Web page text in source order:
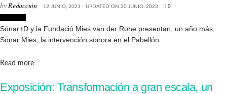
byRedacción 12 JUNIO, 2023 - UPDATED ON 20 JUNIO, 2023 0
Sónar+D y la Fundació Mies van der Rohe presentan, un año más,
Sonar Mies, la intervención sonora en el Pabellón ...
Read moreDetails
Exposición: Transformación a gran escala, un